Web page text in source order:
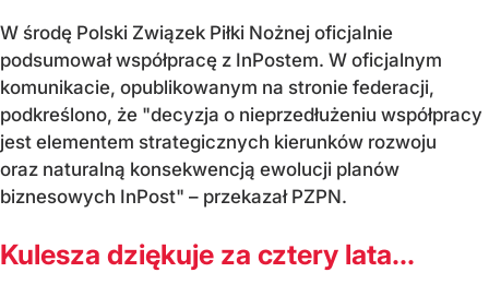
W środę Polski Związek Piłki Nożnej oficjalnie
podsumował współpracę z InPostem. W oficjalnym
komunikacie, opublikowanym na stronie federacji,
podkreślono, że "decyzja o nieprzedłużeniu współpracy
jest elementem strategicznych kierunków rozwoju
oraz naturalną konsekwencją ewolucji planów
biznesowych InPost" – przekazał PZPN.
Kulesza dziękuje za cztery lata...